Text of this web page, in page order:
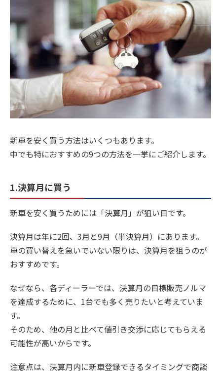
新車を安く買う方法はいくつもあります。
中でも特におすすめの9つの方法を一挙にご紹介します。
1.決算月に買う
新車を安く買うためには「決算月」が狙い目です。
決算月は年に2回、3月と9月（半決算月）にあります。
車の買い替えを急いでいない限りは、決算月を狙うのが
おすすめです。
なぜなら、各ディーラーでは、決算月の目標販売ノルマ
を達成するために、1台でも多く売りたいと考えていま
す。
そのため、他の月と比べて値引き交渉に応じてもらえる
可能性が高いからです。
注意点は、決算月内に新車登録できるタイミングで商談